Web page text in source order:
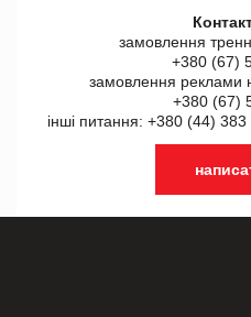
замовлення
+380 (67)
замовлення реклами
+380 (67)
інші питання: +380 (44)